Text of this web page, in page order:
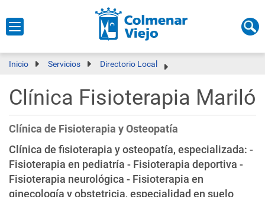
Inicio Servicios Directorio Local
Clínica Fisioterapia Mariló
Clínica de Fisioterapia y Osteopatía
Clínica de fisioterapia y osteopatía, especializada: -
Fisioterapia en pediatría - Fisioterapia deportiva -
Fisioterapia neurológica - Fisioterapia en
ginecología y obstetricia, especialidad en suelo